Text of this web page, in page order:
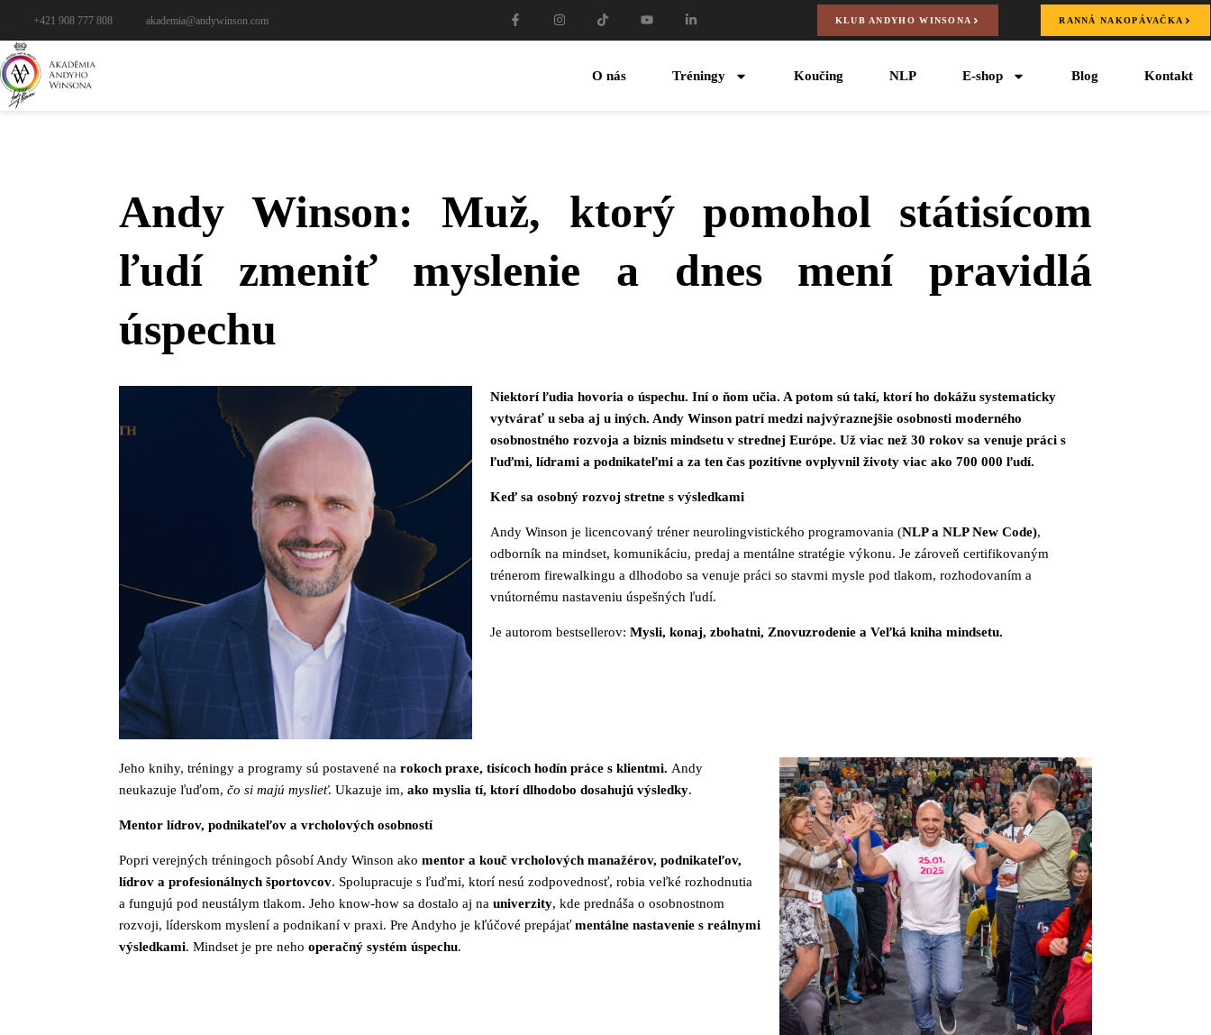
+421 908 777 808 akademia@andywinson.com KLUB ANDYHO WINSONA RANNÁ NAKOPÁVAČKA
O nás Tréningy Koučing NLP E-shop Blog Kontakt
Andy Winson: Muž, ktorý pomohol státisícom
ľudí zmeniť myslenie a dnes mení pravidlá
úspechu
Niektorí ľudia hovoria o úspechu. Iní o ňom učia. A potom sú takí, ktorí ho dokážu systematicky
vytvárať u seba aj u iných. Andy Winson patrí medzi najvýraznejšie osobnosti moderného
osobnostného rozvoja a biznis mindsetu v strednej Európe. Už viac než 30 rokov sa venuje práci s
ľuďmi, lídrami a podnikateľmi a za ten čas pozitívne ovplyvnil životy viac ako 700 000 ľudí.
Keď sa osobný rozvoj stretne s výsledkami
Andy Winson je licencovaný tréner neurolingvistického programovania (NLP a NLP New Code),
odborník na mindset, komunikáciu, predaj a mentálne stratégie výkonu. Je zároveň certifikovaným
trénerom firewalkingu a dlhodobo sa venuje práci so stavmi mysle pod tlakom, rozhodovaním a
vnútornému nastaveniu úspešných ľudí.
Je autorom bestsellerov:Mysli, konaj, zbohatni, Znovuzrodenie a Veľká kniha mindsetu.
Jeho knihy, tréningy a programy sú postavené na rokoch praxe, tisícoch hodín práce s klientmi. Andy
neukazuje ľuďom, čo si majú myslieť. Ukazuje im, ako myslia tí, ktorí dlhodobo dosahujú výsledky.
Mentor lídrov, podnikateľov a vrcholových osobností
Popri verejných tréningoch pôsobí Andy Winson ako mentor a kouč vrcholových manažérov, podnikateľov,
lídrov a profesionálnych športovcov. Spolupracuje s ľuďmi, ktorí nesú zodpovednosť, robia veľké rozhodnutia
a fungujú pod neustálym tlakom. Jeho know-how sa dostalo aj na univerzity, kde prednáša o osobnostnom
rozvoji, líderskom myslení a podnikaní v praxi. Pre Andyho je kľúčové prepájať mentálne nastavenie s reálnymi
výsledkami. Mindset je pre neho operačný systém úspechu.